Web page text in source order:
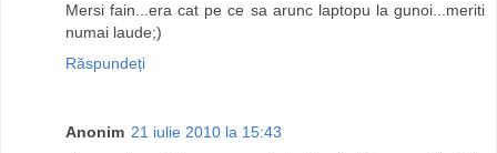
Mersi fain...era cat pe ce sa arunc laptopu la gunoi...meriti
numai laude;)
Răspundeți
Anonim 21 iulie 2010 la 15:43